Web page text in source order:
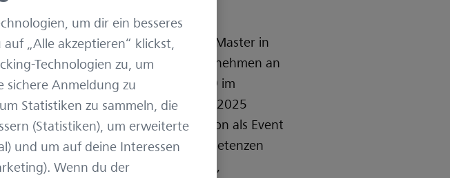
Kempe schloss 2021 ihren Master in
mittelständischer Unternehmen an
HTW Dresden ab und ist seit 2019 im
Marketingbereich tätig. Von 2022 bis 2025
sie bei ZEISS Digital Innovation als Event
Managerin. Ihre Kernkompetenzen
in der externen Kommunikation,
um dir ein besseres
„Alle akzeptieren“ klickst,
Technologien zu, um
sichere Anmeldung zu
Statistiken zu sammeln, die
(Statistiken), um erweiterte
und um auf deine Interessen
Wenn du der